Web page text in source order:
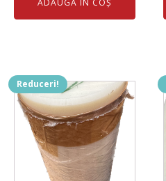
fost:
este:
774 lei.
Reduceri!